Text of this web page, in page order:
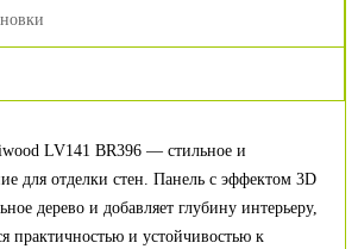
LV141 BR396 — стильное и
для отделки стен. Панель с эффектом 3D
дерево и добавляет глубину интерьеру,
практичностью и устойчивостью к